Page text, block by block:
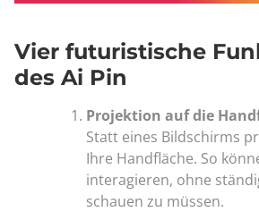
Vier futuristische
des Ai Pin
Projektion auf die
Statt eines Bildschirms
Ihre Handfläche. So
interagieren, ohne
schauen zu müssen.